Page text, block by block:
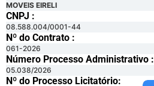
MOVEIS EIRELI
CNPJ :
08.588.004/0001-44
Nº do Contrato :
061-2026
Número Processo Administrativo :
05.038/2026
Nº do Processo Licitatório: